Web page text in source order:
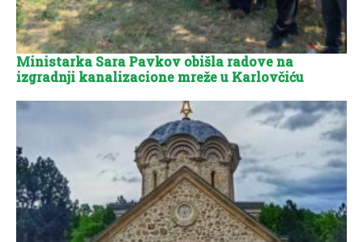
Ministarka Sara Pavkov obišla radove na
izgradnji kanalizacione mreže u Karlovčiću